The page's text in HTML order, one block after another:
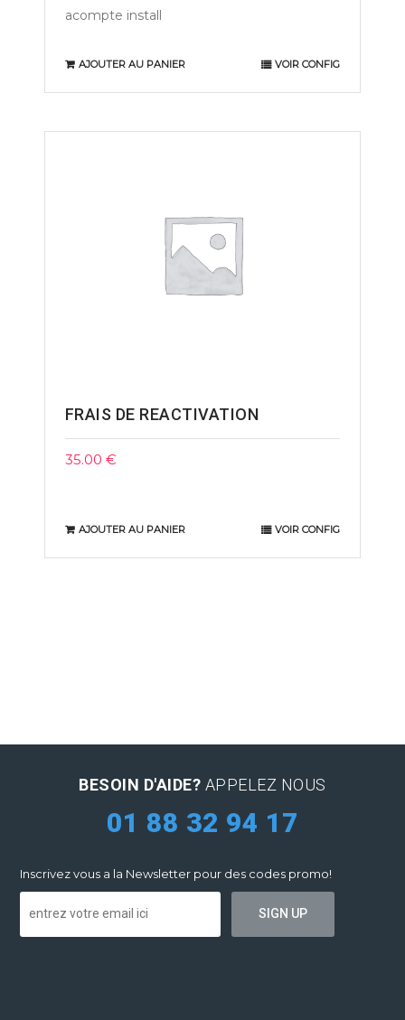
acompte install
AJOUTER AU PANIER VOIR CONFIG
FRAIS DE REACTIVATION
35.00 €
AJOUTER AU PANIER VOIR CONFIG
BESOIN D'AIDE? APPELEZ NOUS
01 88 32 94 17
Inscrivez vous a la Newsletter pour des codes promo!